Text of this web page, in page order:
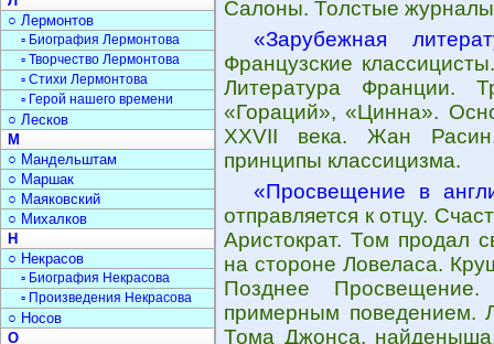
Салоны. Толстые
«Зарубежная
Французские
Литература Франции.
«Гораций», «Цинна».
XXVII века. Жан Расин.
принципы классицизма.
«Просвещение в
отправляется к отцу.
Аристократ. Том продал
на стороне Ловеласа.
Позднее
примерным поведением.
Тома Джонса,
○ Лермонтов
▫ Биография Лермонтова
▫ Творчество Лермонтова
▫ Стихи Лермонтова
▫ Герой нашего времени
○ Лесков
М
○ Мандельштам
○ Маршак
○ Маяковский
○ Михалков
Н
○ Некрасов
▫ Биография Некрасова
▫ Произведения Некрасова
○ Носов
О